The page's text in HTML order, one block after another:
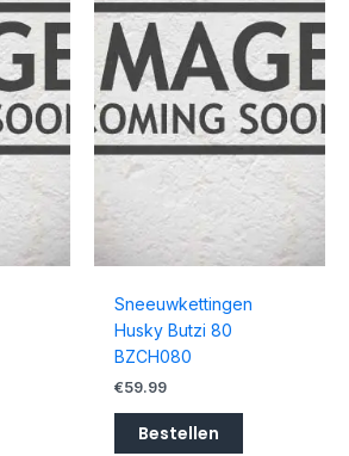
Sneeuwkettingen
Husky Butzi 80
BZCH080
€59.99
Bestellen